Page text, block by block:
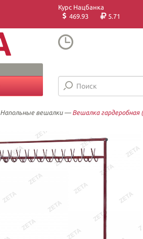
Курс Нацбанка
469.93
5.71
Напольные вешалки— Вешалка гардеробная